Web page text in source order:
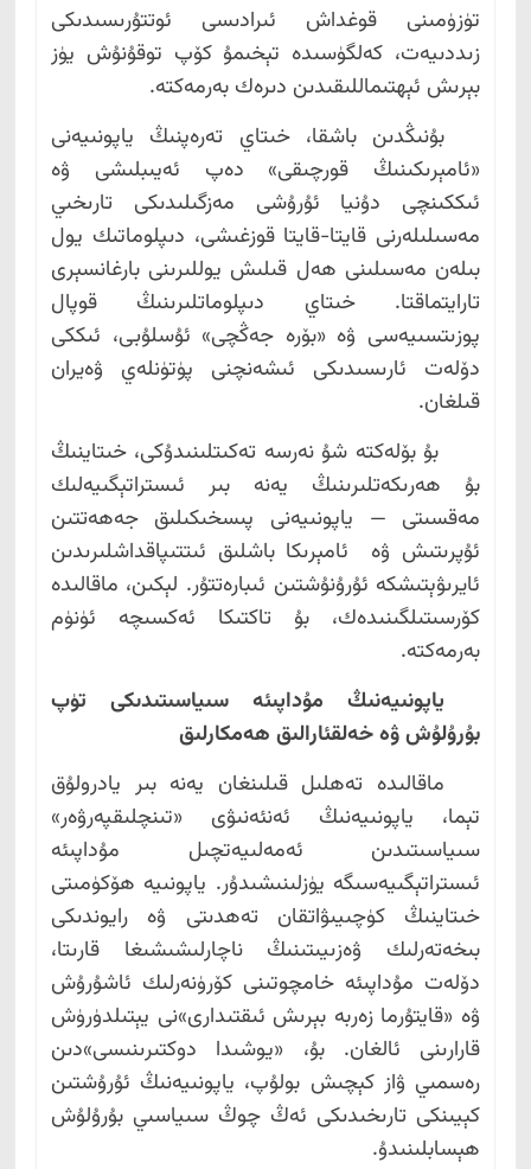
تۈزۈمىنى قوغداش ئىرادىسى ئوتتۇرىسىدىكى
زىددىيەت، كەلگۈسىدە تېخىمۇ كۆپ توقۇنۇش يۈز
بېرىش ئېھتىماللىقىدىن دىرەك بەرمەكتە.
بۇنىڭدىن باشقا، خىتاي تەرەپنىڭ ياپونىيەنى
«ئامېرىكىنىڭ قورچىقى» دەپ ئەيىبلىشى ۋە
ئىككىنچى دۇنيا ئۇرۇشى مەزگىلىدىكى تارىخىي
مەسىلىلەرنى قايتا-قايتا قوزغىشى، دىپلوماتىك يول
بىلەن مەسىلىنى ھەل قىلىش يوللىرىنى بارغانسېرى
تارايتماقتا. خىتاي دىپلوماتلىرىنىڭ قوپال
پوزىتسىيەسى ۋە «بۆرە جەڭچى» ئۇسلۇبى، ئىككى
دۆلەت ئارىسىدىكى ئىشەنچنى پۈتۈنلەي ۋەيران
قىلغان.
بۇ بۆلەكتە شۇ نەرسە تەكىتلىنىدۇكى، خىتاينىڭ
بۇ ھەرىكەتلىرىنىڭ يەنە بىر ئىستراتېگىيەلىك
مەقسىتى — ياپونىيەنى پىسخىكىلىق جەھەتتىن
ئۇپرىتىش ۋە ئامېرىكا باشلىق ئىتتىپاقداشلىرىدىن
ئايرىۋېتىشكە ئۇرۇنۇشتىن ئىبارەتتۇر. لېكىن، ماقالىدە
كۆرسىتىلگىنىدەك، بۇ تاكتىكا ئەكسىچە ئۈنۈم
بەرمەكتە.
ياپونىيەنىڭ مۇداپىئە سىياسىتىدىكى تۈپ
بۇرۇلۇش ۋە خەلقئارالىق ھەمكارلىق
ماقالىدە تەھلىل قىلىنغان يەنە بىر يادرولۇق
تېما، ياپونىيەنىڭ ئەنئەنىۋى «تىنچلىقپەرۋەر»
سىياسىتىدىن ئەمەلىيەتچىل مۇداپىئە
ئىستراتېگىيەسىگە يۈزلىنىشىدۇر. ياپونىيە ھۆكۈمىتى
خىتاينىڭ كۈچىيىۋاتقان تەھدىتى ۋە رايوندىكى
بىخەتەرلىك ۋەزىيىتىنىڭ ناچارلىشىشىغا قارىتا،
دۆلەت مۇداپىئە خامچوتىنى كۆرۈنەرلىك ئاشۇرۇش
ۋە «قايتۇرما زەربە بېرىش ئىقتىدارى»نى يېتىلدۈرۈش
قارارىنى ئالغان. بۇ، «يوشىدا دوكتىرىنىسى»دىن
رەسمىي ۋاز كېچىش بولۇپ، ياپونىيەنىڭ ئۇرۇشتىن
كېيىنكى تارىخىدىكى ئەڭ چوڭ سىياسىي بۇرۇلۇش
ھېسابلىنىدۇ.